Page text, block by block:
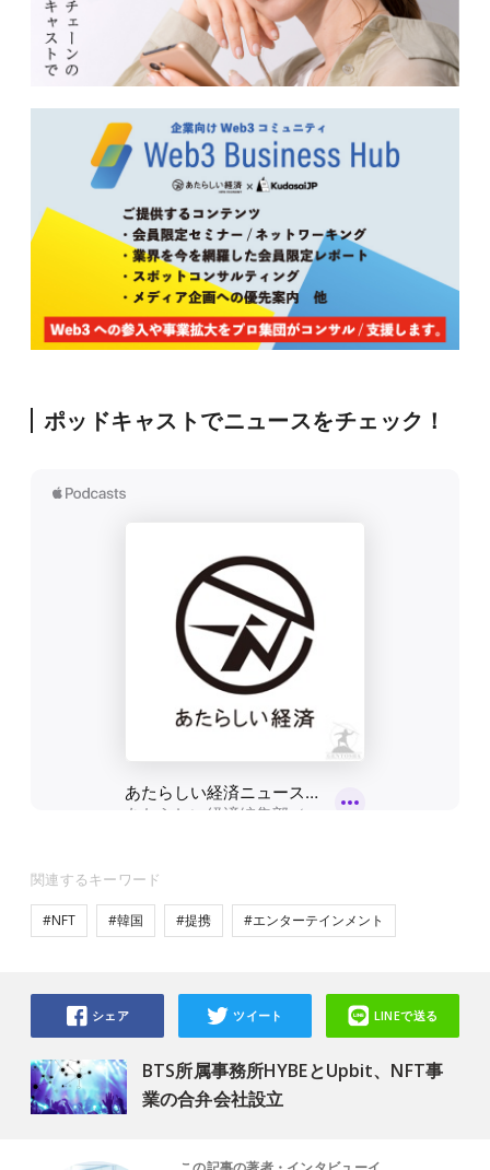
ポッドキャストでニュースをチェック！
関連するキーワード
#NFT #韓国 #提携 #エンターテインメント
BTS所属事務所HYBEとUpbit、NFT事
業の合弁会社設立
シェア ツイート LINEで送る